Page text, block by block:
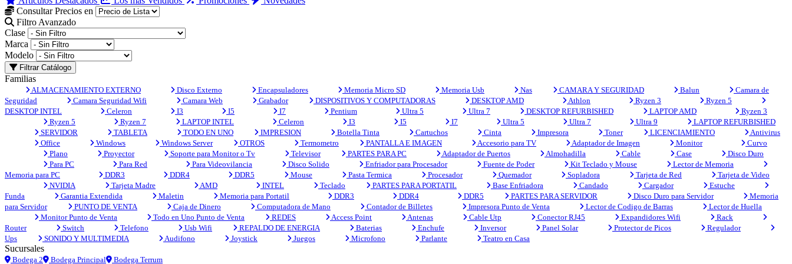
Consultar Precios en
Filtro Avanzado
Clase
Marca
Modelo
Filtrar Catálogo
Familias
ALMACENAMIENTO EXTERNO Disco Externo Encapsuladores Memoria Micro SD Memoria Usb Nas CAMARA Y SEGURIDAD Balun
Camara de
Seguridad
Camara Seguridad Wifi Camara Web Grabador DISPOSITIVOS Y COMPUTADORAS DESKTOP AMD Athlon Ryzen 3
Ryzen 5
DESKTOP INTEL
Celeron I3 I5 I7 Pentium Ultra 5 Ultra 7 DESKTOP REFURBISHED LAPTOP AMD
Ryzen 3
Ryzen 5
Ryzen 7 LAPTOP INTEL Celeron I3 I5 I7 Ultra 5 Ultra 7 Ultra 9
LAPTOP REFURBISHED
SERVIDOR
TABLETA TODO EN UNO IMPRESION Botella Tinta Cartuchos Cinta Impresora Toner LICENCIAMIENTO
Antivirus
Office
Windows Windows Server OTROS Termometro PANTALLA E IMAGEN Accesorio para TV Adaptador de Imagen Monitor
Curvo
Plano
Proyector Soporte para Monitor o Tv Televisor PARTES PARA PC Adaptador de Puertos Almohadilla Cable Case
Disco Duro
Para PC
Para Red Para Videovilancia Disco Solido Enfriador para Procesador Fuente de Poder Kit Teclado y Mouse
Lector de Memoria
Memoria para PC
DDR3 DDR4 DDR5 Mouse Pasta Termica Procesador Quemador Sopladora Tarjeta de Red
Tarjeta de Video
NVIDIA
Tarjeta Madre AMD INTEL Teclado PARTES PARA PORTATIL Base Enfriadora Candado Cargador
Estuche
Funda
Garantia Extendida Maletin Memoria para Portatil DDR3 DDR4 DDR5 PARTES PARA SERVIDOR Disco Duro para Servidor
Memoria
para Servidor
PUNTO DE VENTA Caja de Dinero Computadora de Mano Contador de Billetes Impresora Punto de Venta Lector de Codigo de Barras
Lector de Huella
Monitor Punto de Venta
Todo en Uno Punto de Venta REDES Access Point Antenas Cable Utp Conector RJ45 Expandidores Wifi
Rack
Router
Switch Telefono Usb Wifi REPALDO DE ENERGIA Baterias Enchufe Inversor Panel Solar Protector de Picos
Regulador
Ups
SONIDO Y MULTIMEDIA Audifono Joystick Juegos Microfono Parlante Teatro en Casa
Sucursales
Bodega 2 Bodega Principal Bodega Terrum